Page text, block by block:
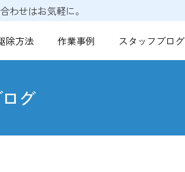
わせはお気軽に。
除方法 作業事例 スタッフブログ
グ